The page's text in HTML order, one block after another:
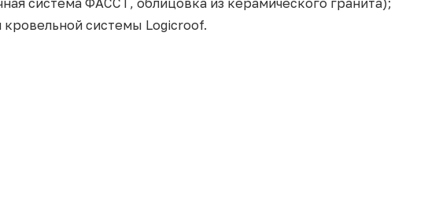
система ФАССТ, облицовка из керамического гранита);
системы Logicroof.